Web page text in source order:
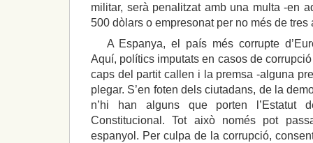
militar, serà penalitzat amb una multa -en
500 dòlars o empresonat per no més de
A Espanya, el país més corrupte
Aquí, polítics imputats en casos de
caps del partit callen i la premsa -alguna
plegar. S’en foten dels ciutadans, de la
n’hi han alguns que porten l’Estatut
Constitucional. Tot això només pot
espanyol. Per culpa de la corrupció,